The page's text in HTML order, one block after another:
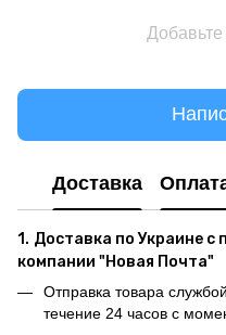
Доставка
1. Доставка по Украине с
компании "Новая Почта"
Отправка товара
течение 24 часов с